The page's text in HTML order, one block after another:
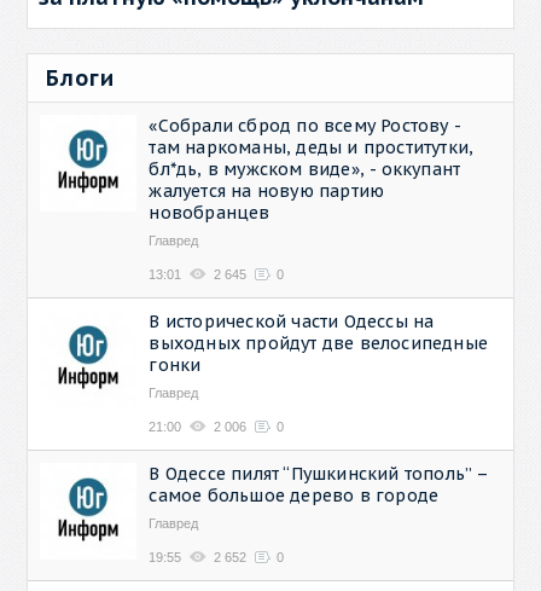
Блоги
«Собрали сброд по всему Ростову -
там наркоманы, деды и проститутки,
бл*дь, в мужском виде», - оккупант
жалуется на новую партию
новобранцев
Главред
13:01 2 645 0
В исторической части Одессы на
выходных пройдут две велосипедные
гонки
Главред
21:00 2 006 0
В Одессе пилят “Пушкинский тополь” –
самое большое дерево в городе
Главред
19:55 2 652 0